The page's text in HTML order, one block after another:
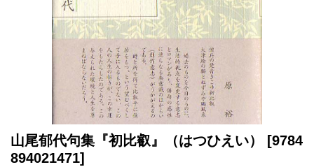
山尾郁代句集『初比叡』（はつひえい）
[9784
894021471]